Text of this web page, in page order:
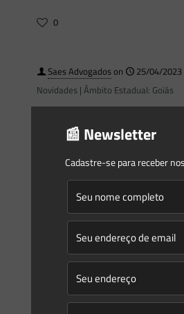
0
Saes Advogadoson
25/04/2023
Novidades | Âmbito Estadual: Goiás
diretrizes para a implementação, a
operacionalização do sistema de
Saes Advogados on
25/04/2023
Novidades | Âmbito Estadual: Bahia
PORTARIA CONJUNTA SEMA/INEMA
DE 2023 Dispõe sobre a instituição
dos órgãos e entidades que
📰 Newsletter
Cadastre-se para receber